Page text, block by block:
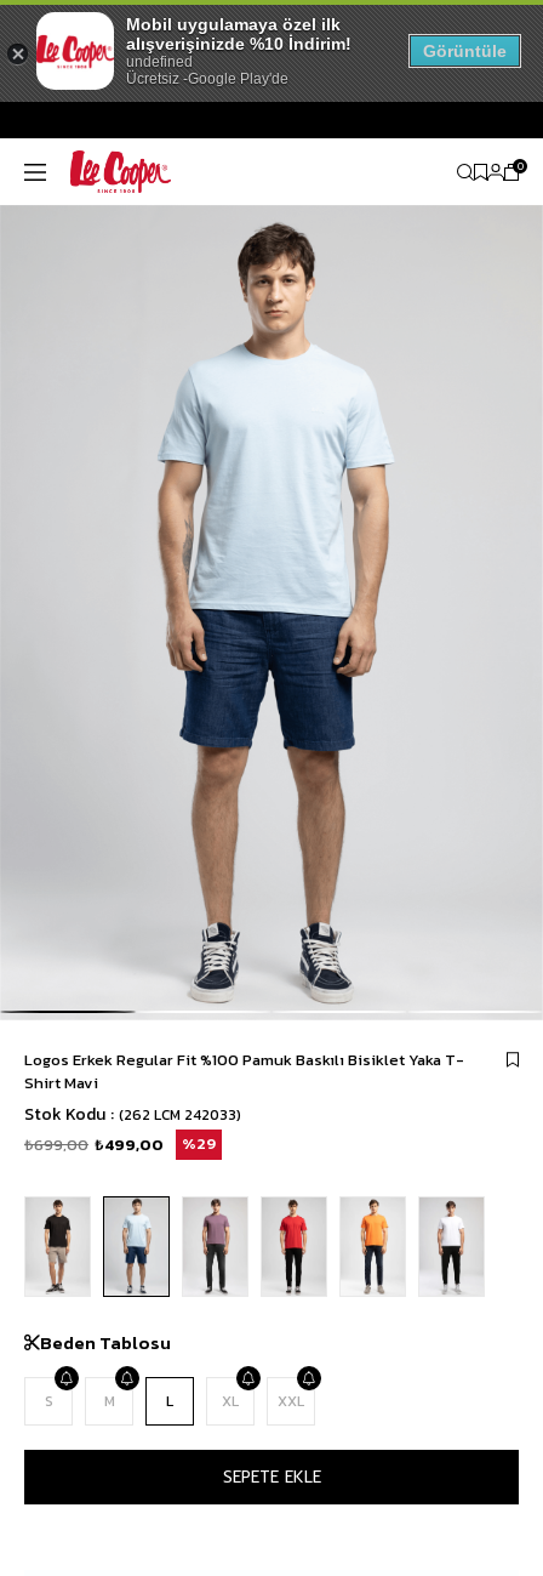
0
Logos Erkek Regular Fit %100 Pamuk Baskılı Bisiklet Yaka T-
Shirt Mavi
Stok Kodu (262 LCM 242033)
₺699,00 ₺499,00 29
Beden Tablosu
S M L XL XXL
Mobil uygulamaya özel ilk
alışverişinizde %10 İndirim!
undefined
Ücretsiz -Google Play'de
Görüntüle